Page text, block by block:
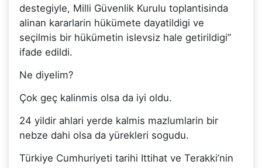
destegiyle, Milli Güvenlik Kurulu toplantisinda
alinan kararlarin hükümete dayatildigi ve
seçilmis bir hükümetin islevsiz hale getirildigi”
ifade edildi.
Ne diyelim?
Çok geç kalinmis olsa da iyi oldu.
24 yildir ahlari yerde kalmis mazlumlarin bir
nebze dahi olsa da yürekleri sogudu.
Türkiye Cumhuriyeti tarihi Ittihat ve Terakki’nin